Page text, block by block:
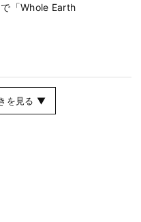
「Whole Earth
を見る ▼